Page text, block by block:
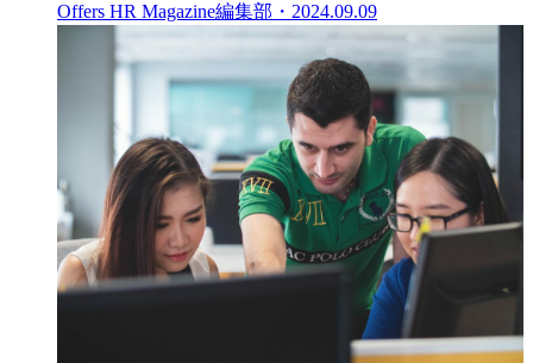
Offers HR Magazine編集部 ・ 2024.09.09